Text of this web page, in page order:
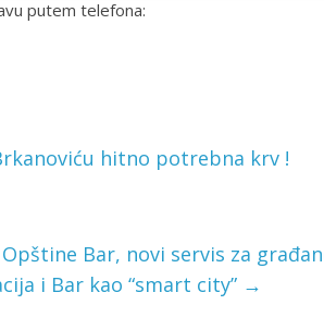
putem telefona:
hitno potrebna krv !
Bar, novi servis za
i Bar kao “smart city” →